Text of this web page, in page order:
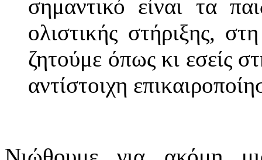
σημαντικό είναι τα
ολιστικής στήριξης,
ζητούμε όπως κι εσείς
αντίστοιχη